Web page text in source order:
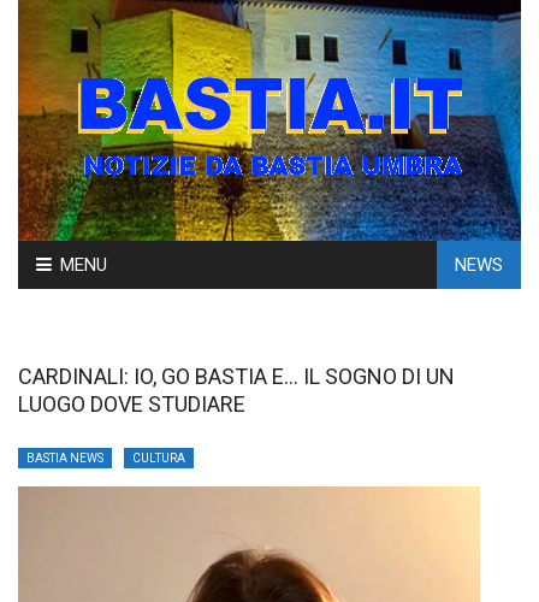
Skip
to
MENU NEWS
CARDINALI: IO, GO BASTIA E… IL SOGNO DI UN
LUOGO DOVE STUDIARE
BASTIA NEWS CULTURA